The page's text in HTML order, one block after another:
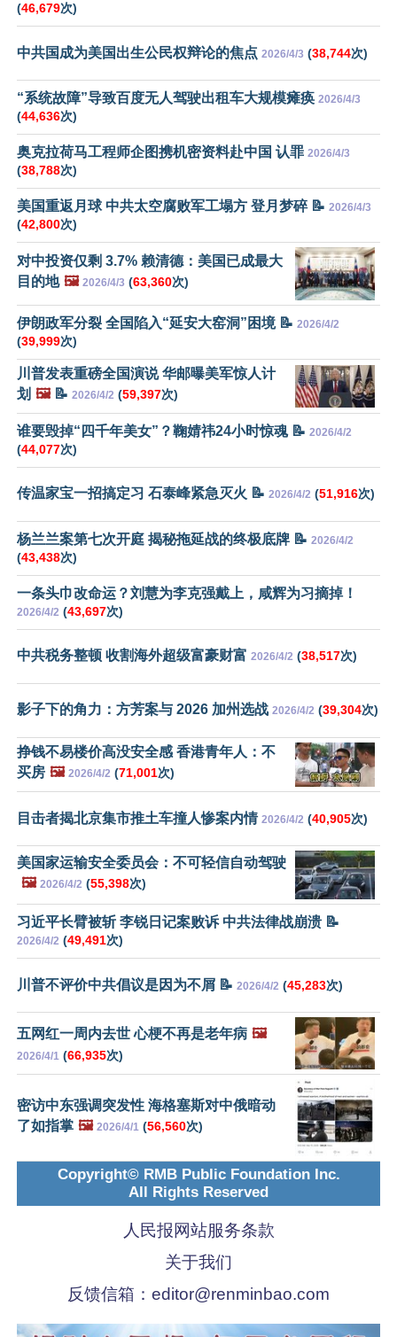
(46,679次)
中共国成为美国出生公民权辩论的焦点 2026/4/3 (38,744次)
“系统故障”导致百度无人驾驶出租车大规模瘫痪 2026/4/3
(44,636次)
奥克拉荷马工程师企图携机密资料赴中国 认罪 2026/4/3
(38,788次)
美国重返月球 中共太空腐败军工塌方 登月梦碎 📝 2026/4/3
(42,800次)
对中投资仅剩 3.7% 赖清德：美国已成最大
目的地 🖼️ 2026/4/3 (63,360次)
伊朗政军分裂 全国陷入“延安大窑洞”困境 📝 2026/4/2
(39,999次)
川普发表重磅全国演说 华邮曝美军惊人计
划 🖼️📝 2026/4/2 (59,397次)
谁要毁掉“四千年美女”？鞠婧祎24小时惊魂 📝 2026/4/2
(44,077次)
传温家宝一招搞定习 石泰峰紧急灭火 📝 2026/4/2 (51,916次)
杨兰兰案第七次开庭 揭秘拖延战的终极底牌 📝 2026/4/2
(43,438次)
一条头巾改命运？刘慧为李克强戴上，咸辉为习摘掉！
2026/4/2 (43,697次)
中共税务整顿 收割海外超级富豪财富 2026/4/2 (38,517次)
影子下的角力：方芳案与 2026 加州选战 2026/4/2 (39,304次)
挣钱不易楼价高没安全感 香港青年人：不
买房 🖼️ 2026/4/2 (71,001次)
目击者揭北京集市推土车撞人惨案内情 2026/4/2 (40,905次)
美国家运输安全委员会：不可轻信自动驾驶
🖼️ 2026/4/2 (55,398次)
习近平长臂被斩 李锐日记案败诉 中共法律战崩溃 📝
2026/4/2 (49,491次)
川普不评价中共倡议是因为不屑 📝 2026/4/2 (45,283次)
五网红一周内去世 心梗不再是老年病 🖼️
2026/4/1 (66,935次)
密访中东强调突发性 海格塞斯对中俄暗动
了如指掌 🖼️ 2026/4/1 (56,560次)
Copyright© RMB Public Foundation Inc.
All Rights Reserved
人民报网站服务条款
关于我们
反馈信箱： editor@renminbao.com